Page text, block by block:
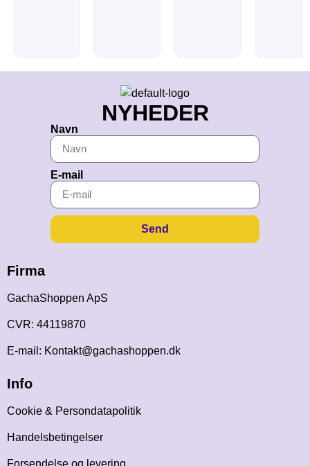
NYHEDER
Navn
E-mail
Send
Firma
GachaShoppen ApS
CVR: 44119870
E-mail: Kontakt@gachashoppen.dk
Info
Cookie & Persondatapolitik
Handelsbetingelser